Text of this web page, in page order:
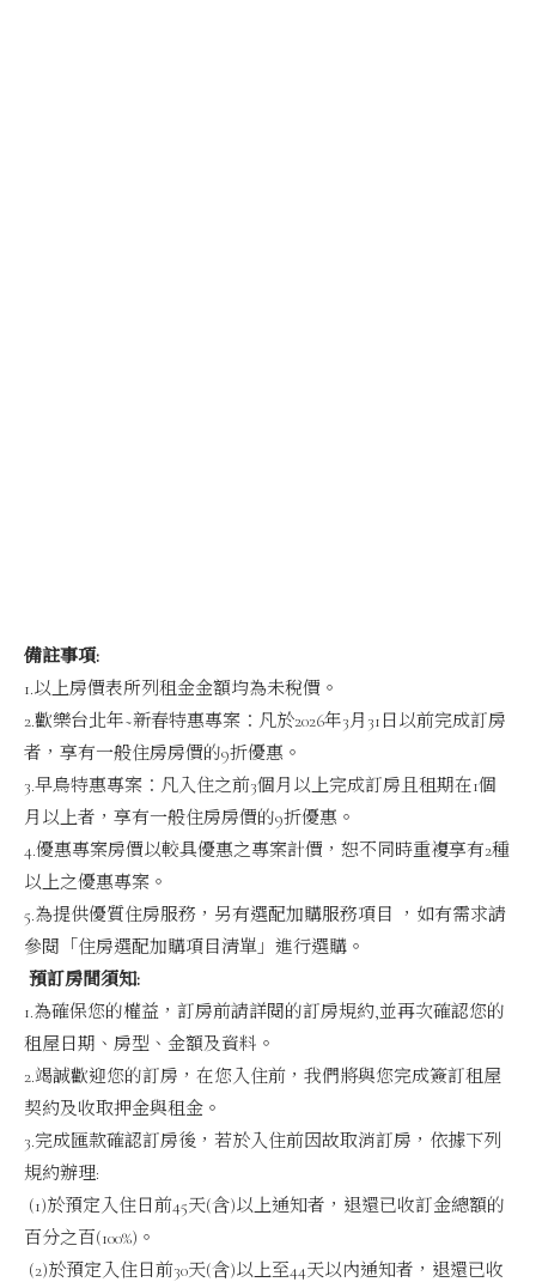
備註事項:
1.以上房價表所列租金金額均為未稅價。
2.歡樂台北年~新春特惠專案：凡於2026年3月31日以前完成訂房
者，享有一般住房房價的9折優惠。
3.早鳥特惠專案：凡入住之前3個月以上完成訂房且租期在1個
月以上者，享有一般住房房價的9折優惠。
4.優惠專案房價以較具優惠之專案計價，恕不同時重複享有2種
以上之優惠專案。
5.為提供優質住房服務，另有選配加購服務項目 ，如有需求請
參閱「住房選配加購項目清單」進行選購。
預訂房間須知:
1.為確保您的權益，訂房前請詳閱的訂房規約,並再次確認您的
租屋日期、房型、金額及資料。
2.竭誠歡迎您的訂房，在您入住前，我們將與您完成簽訂租屋
契約及收取押金與租金。
3.完成匯款確認訂房後，若於入住前因故取消訂房，依據下列
規約辦理:
(1)於預定入住日前45天(含)以上通知者，退還已收訂金總額的
百分之百(100%)。
(2)於預定入住日前30天(含)以上至44天以內通知者，退還已收